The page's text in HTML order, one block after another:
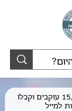
הצטרפו ליותר מ-15,000 עוקבים וקבלו
למייל